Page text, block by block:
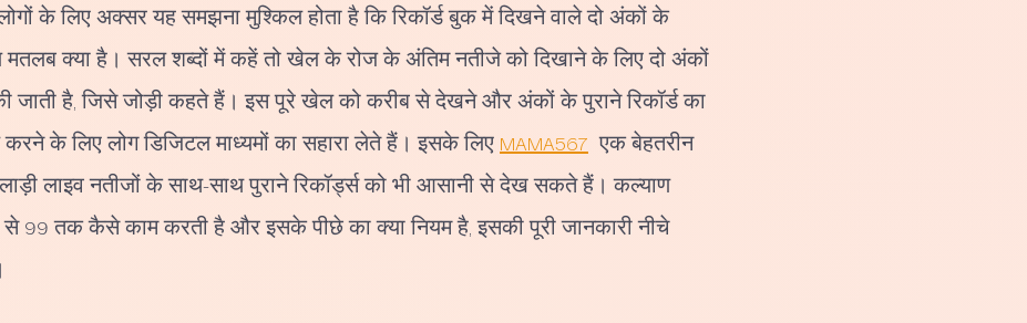
के लिए अक्सर यह समझना मुश्किल होता है कि रिकॉर्ड बुक में दिखने वाले दो अंकों के
क्या है। सरल शब्दों में कहें तो खेल के रोज के अंतिम नतीजे को दिखाने के लिए दो अंकों
जाती है, जिसे जोड़ी कहते हैं। इस पूरे खेल को करीब से देखने और अंकों के पुराने रिकॉर्ड का
के लिए लोग डिजिटल माध्यमों का सहारा लेते हैं। इसके लिए MAMA567 एक बेहतरीन
लाइव नतीजों के साथ-साथ पुराने रिकॉर्ड्स को भी आसानी से देख सकते हैं। कल्याण
से 99 तक कैसे काम करती है और इसके पीछे का क्या नियम है, इसकी पूरी जानकारी नीचे